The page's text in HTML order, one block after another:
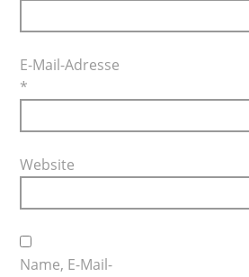
E-Mail-Adresse
*
Website
Name, E-Mail-